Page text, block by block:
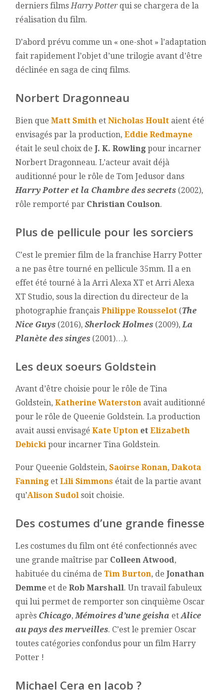
derniers films Harry Potterqui se chargera de la
réalisation du film.
D’abord prévu comme un « one-shot » l’adaptation
fait rapidement l’objet d’une trilogie avant d’être
déclinée en saga de cinq films.
Norbert Dragonneau
Bien queMatt Smith etNicholas Hoult aient été
envisagés par la production,Eddie Redmayne
était le seul choix deJ. K. Rowling pour incarner
Norbert Dragonneau. L’acteur avait déjà
auditionné pour le rôle de Tom Jedusor dans
Harry Potter et la Chambre des secrets (2002),
rôle remporté par Christian Coulson.
Plus de pellicule pour les sorciers
C’est le premier film de la franchise Harry Potter
a ne pas être tourné en pellicule 35mm. Il a en
effet été tourné à la Arri Alexa XT et Arri Alexa
XT Studio, sous la direction du directeur de la
photographie françaisPhilippe Rousselot (The
Nice Guys (2016),Sherlock Holmes (2009), La
Planète des singes (2001)…).
Les deux soeurs Goldstein
Avant d’être choisie pour le rôle de Tina
Goldstein,Katherine Waterston avait auditionné
pour le rôle de Queenie Goldstein. La production
avait aussi envisagéKate Upton etElizabeth
Debickipour incarner Tina Goldstein.
Pour Queenie Goldstein, Saoirse Ronan,Dakota
Fanning etLili Simmons était de la partie avant
qu’Alison Sudol soit choisie.
Des costumes d’une grande finesse
Les costumes du film ont été confectionnés avec
une grande maîtrise par Colleen Atwood,
habituée du cinéma deTim Burton, deJonathan
Demme et deRob Marshall. Un travail fabuleux
qui lui permet de remporter son cinquième Oscar
après Chicago,Mémoires d’une geisha etAlice
au pays des merveilles. C’est le premier Oscar
toutes catégories confondus pour un film Harry
Potter !
Michael Cera en Jacob ?